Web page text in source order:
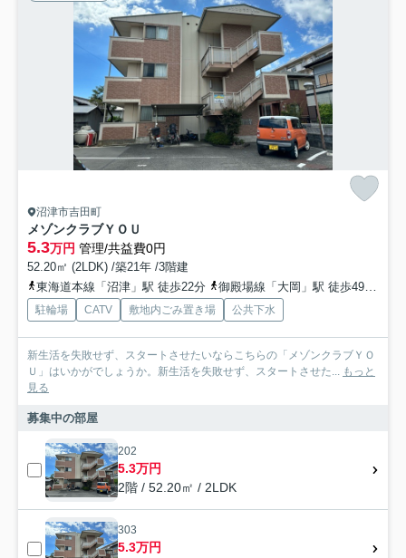
沼津市吉田町
メゾンクラブＹＯＵ
5.3万円 管理/共益費0円
52.20㎡ (2LDK) /築21年 /3階建
東海道本線「沼津」駅 徒歩22分
御殿場線「大岡」駅 徒歩49分
駐輪場 CATV 敷地内ごみ置き場 公共下水
新生活を失敗せず、スタートさせたいならこちらの「メゾンクラブＹＯ
Ｕ」はいかがでしょうか。新生活を失敗せず、スタートさせた... もっと
見る
募集中の部屋
202
5.3万円
2階 / 52.20㎡ / 2LDK
303
5.3万円